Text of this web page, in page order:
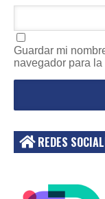
Guardar mi
navegador para
REDES